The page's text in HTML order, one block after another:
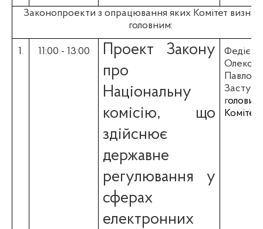
Законопроекти з опрацювання яких Комітет
головним:
1. 11:00 - 13:00
Проект Закону
про
Національну
комісію, що
здійснює
державне
регулювання у
сферах
електронних
голови